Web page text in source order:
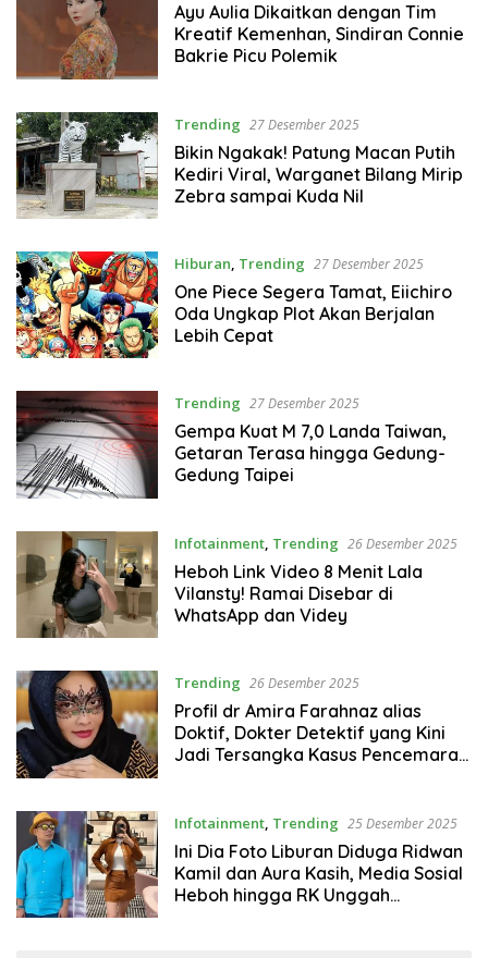
Ayu Aulia Dikaitkan dengan Tim
Kreatif Kemenhan, Sindiran Connie
Bakrie Picu Polemik
Trending 27 Desember 2025
Bikin Ngakak! Patung Macan Putih
Kediri Viral, Warganet Bilang Mirip
Zebra sampai Kuda Nil
Hiburan, Trending 27 Desember 2025
One Piece Segera Tamat, Eiichiro
Oda Ungkap Plot Akan Berjalan
Lebih Cepat
Trending 27 Desember 2025
Gempa Kuat M 7,0 Landa Taiwan,
Getaran Terasa hingga Gedung-
Gedung Taipei
Infotainment, Trending 26 Desember 2025
Heboh Link Video 8 Menit Lala
Vilansty! Ramai Disebar di
WhatsApp dan Videy
Trending 26 Desember 2025
Profil dr Amira Farahnaz alias
Doktif, Dokter Detektif yang Kini
Jadi Tersangka Kasus Pencemaran
Infotainment, Trending 25 Desember 2025
Ini Dia Foto Liburan Diduga Ridwan
Kamil dan Aura Kasih, Media Sosial
Heboh hingga RK Unggah